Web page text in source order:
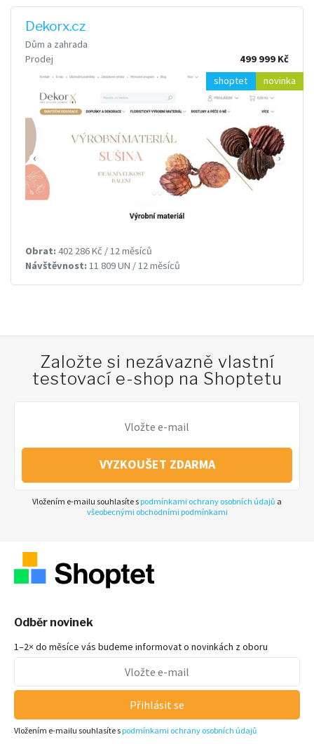
Dekorx.cz
Dům a zahrada
Prodej
499 999 Kč
shoptet
novinka
Obrat: 402 286 Kč / 12 měsíců
Návštěvnost: 11 809 UN / 12 měsíců
Založte si nezávazně vlastní
testovací e-shop na Shoptetu
VYZKOUŠET ZDARMA
Vložením e-mailu souhlasíte s podmínkami ochrany osobních údajů a
všeobecnými obchodními podmínkami
Odběr novinek
1–2× do měsíce vás budeme informovat o novinkách z oboru
Přihlásit se
Vložením e-mailu souhlasíte s podmínkami ochrany osobních údajů